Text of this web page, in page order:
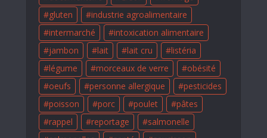
gluten
industrie agroalimentaire
intermarché
intoxication alimentaire
jambon
lait lait cru
listéria
légume
morceaux de verre
obésité
oeufs
personne allergique
pesticides
poisson
porc poulet
pâtes
rappel
reportage
salmonelle